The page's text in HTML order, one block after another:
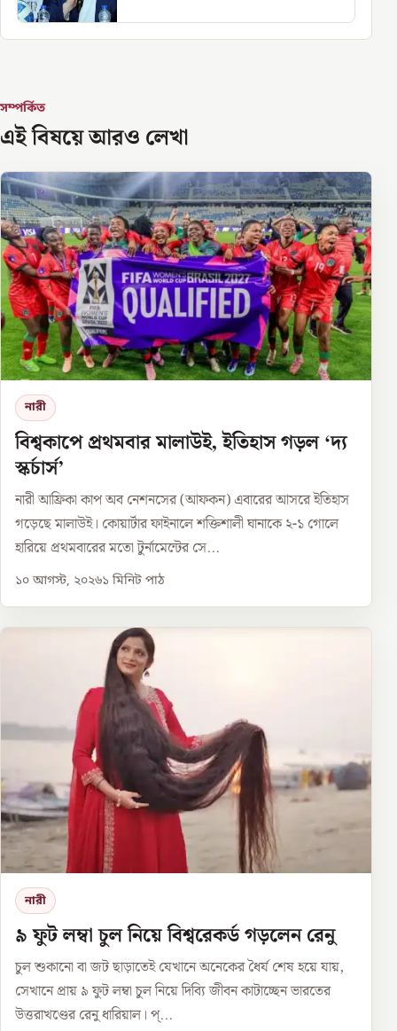
সম্পর্কিত
এই বিষয়ে আরও লেখা
নারী
বিশ্বকাপে প্রথমবার মালাউই, ইতিহাস গড়ল ‘দ্য
স্কর্চার্স’
নারী আফ্রিকা কাপ অব নেশনসের (আফকন) এবারের আসরে ইতিহাস
গড়েছে মালাউই। কোয়ার্টার ফাইনালে শক্তিশালী ঘানাকে ২-১ গোলে
হারিয়ে প্রথমবারের মতো টুর্নামেন্টের সে...
১০ আগস্ট, ২০২৬১ মিনিট পাঠ
নারী
৯ ফুট লম্বা চুল নিয়ে বিশ্বরেকর্ড গড়লেন রেনু
চুল শুকানো বা জট ছাড়াতেই যেখানে অনেকের ধৈর্য শেষ হয়ে যায়,
সেখানে প্রায় ৯ ফুট লম্বা চুল নিয়ে দিব্যি জীবন কাটাচ্ছেন ভারতের
উত্তরাখণ্ডের রেনু ধারিয়াল। প্...